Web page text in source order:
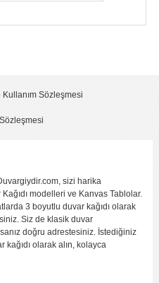
Kullanım Sözleşmesi
sizi harika
modelleri ve Kanvas Tablolar.
3 boyutlu duvar kağıdı olarak
Siz de klasik duvar
doğru adrestesiniz. İstediğiniz
olarak alın, kolayca